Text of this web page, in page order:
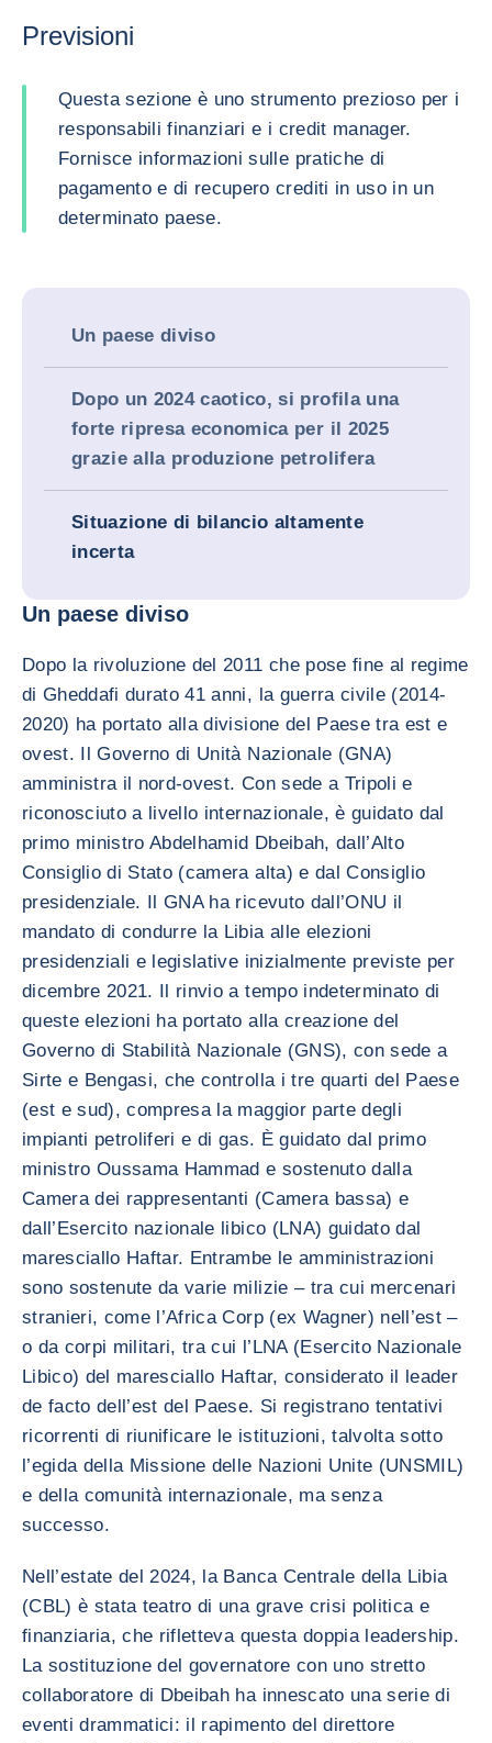
Previsioni
Questa sezione è uno strumento prezioso per i
responsabili finanziari e i credit manager.
Fornisce informazioni sulle pratiche di
pagamento e di recupero crediti in uso in un
determinato paese.
Un paese diviso
Dopo un 2024 caotico, si profila una
forte ripresa economica per il 2025
grazie alla produzione petrolifera
Situazione di bilancio altamente
incerta
Un paese diviso
Dopo la rivoluzione del 2011 che pose fine al regime
di Gheddafi durato 41 anni, la guerra civile (2014-
2020) ha portato alla divisione del Paese tra est e
ovest. Il Governo di Unità Nazionale (GNA)
amministra il nord-ovest. Con sede a Tripoli e
riconosciuto a livello internazionale, è guidato dal
primo ministro Abdelhamid Dbeibah, dall’Alto
Consiglio di Stato (camera alta) e dal Consiglio
presidenziale. Il GNA ha ricevuto dall’ONU il
mandato di condurre la Libia alle elezioni
presidenziali e legislative inizialmente previste per
dicembre 2021. Il rinvio a tempo indeterminato di
queste elezioni ha portato alla creazione del
Governo di Stabilità Nazionale (GNS), con sede a
Sirte e Bengasi, che controlla i tre quarti del Paese
(est e sud), compresa la maggior parte degli
impianti petroliferi e di gas. È guidato dal primo
ministro Oussama Hammad e sostenuto dalla
Camera dei rappresentanti (Camera bassa) e
dall’Esercito nazionale libico (LNA) guidato dal
maresciallo Haftar. Entrambe le amministrazioni
sono sostenute da varie milizie – tra cui mercenari
stranieri, come l’Africa Corp (ex Wagner) nell’est –
o da corpi militari, tra cui l’LNA (Esercito Nazionale
Libico) del maresciallo Haftar, considerato il leader
de facto dell’est del Paese. Si registrano tentativi
ricorrenti di riunificare le istituzioni, talvolta sotto
l’egida della Missione delle Nazioni Unite (UNSMIL)
e della comunità internazionale, ma senza
successo.
Nell’estate del 2024, la Banca Centrale della Libia
(CBL) è stata teatro di una grave crisi politica e
finanziaria, che rifletteva questa doppia leadership.
La sostituzione del governatore con uno stretto
collaboratore di Dbeibah ha innescato una serie di
eventi drammatici: il rapimento del direttore